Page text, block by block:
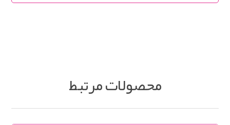
محصولات مرتبط